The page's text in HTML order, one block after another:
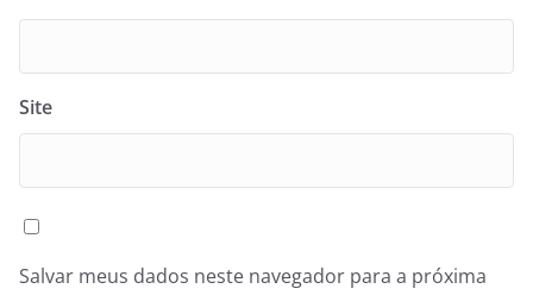
Site
Salvar meus dados neste navegador para a próxima